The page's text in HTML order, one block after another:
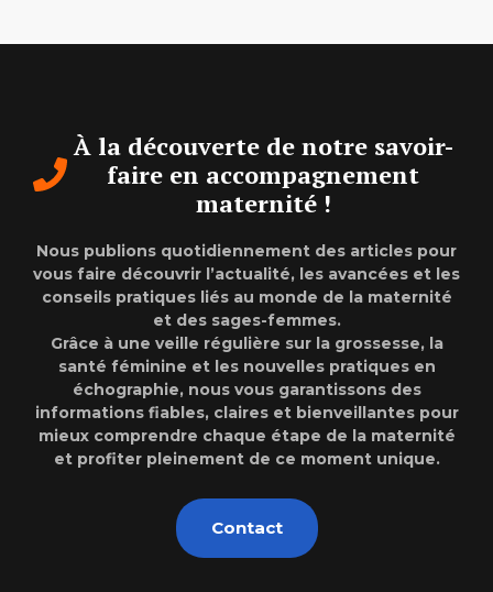
À la découverte de notre savoir-
faire en accompagnement
maternité !
Nous publions quotidiennement des articles pour
vous faire découvrir l’actualité, les avancées et les
conseils pratiques liés au monde de la maternité
et des sages-femmes.
Grâce à une veille régulière sur la grossesse, la
santé féminine et les nouvelles pratiques en
échographie, nous vous garantissons des
informations fiables, claires et bienveillantes pour
mieux comprendre chaque étape de la maternité
et profiter pleinement de ce moment unique.
Contact